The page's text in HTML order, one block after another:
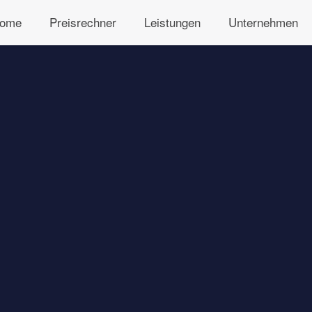
Preisrechner Leistungen Unternehmen